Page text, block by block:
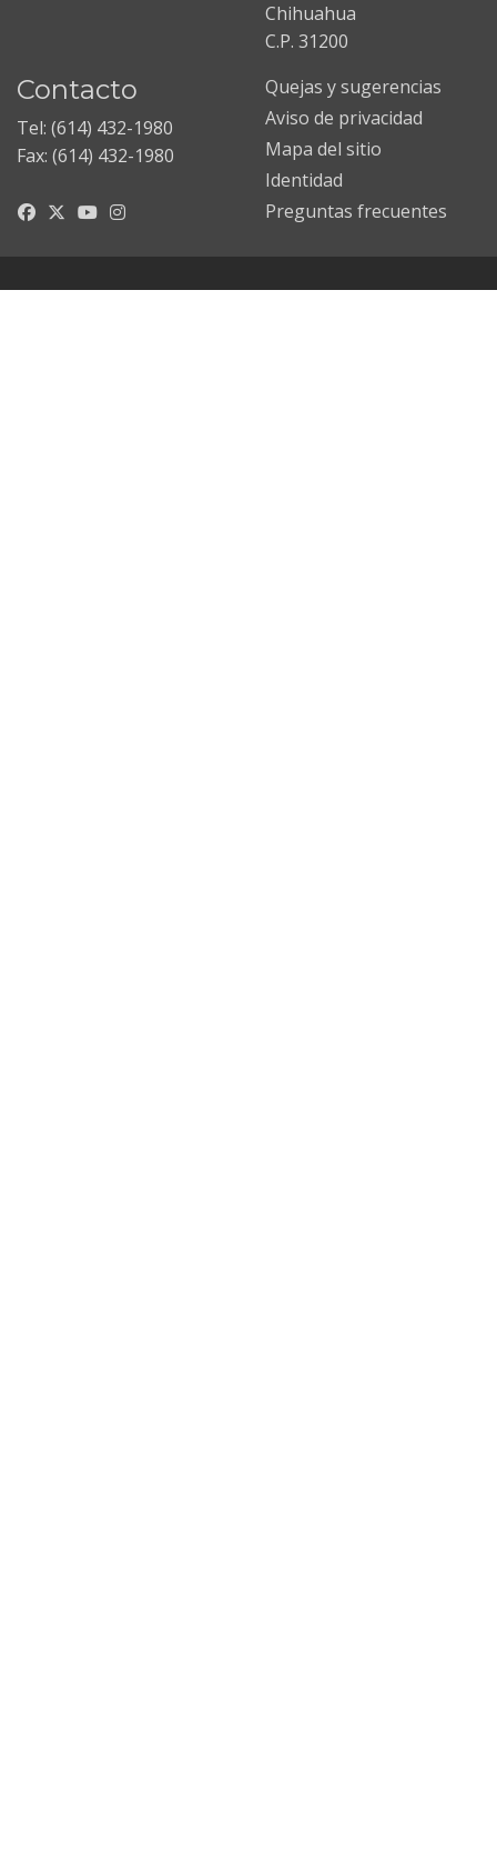
Chihuahua
C.P. 31200
Contacto
Tel: (614) 432-1980
Fax: (614) 432-1980
Quejas y sugerencias
Aviso de privacidad
Mapa del sitio
Identidad
Preguntas frecuentes